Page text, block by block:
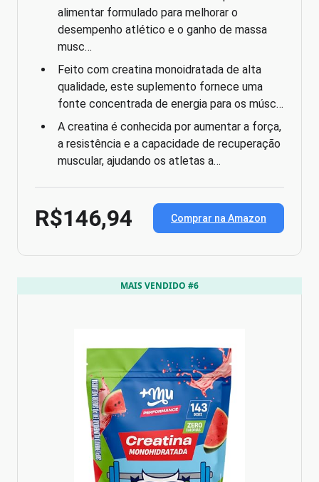
alimentar formulado para melhorar o
desempenho atlético e o ganho de massa
musc…
Feito com creatina monoidratada de alta
qualidade, este suplemento fornece uma
fonte concentrada de energia para os músc…
A creatina é conhecida por aumentar a força,
a resistência e a capacidade de recuperação
muscular, ajudando os atletas a…
R$146,94 Comprar na Amazon
MAIS VENDIDO #6